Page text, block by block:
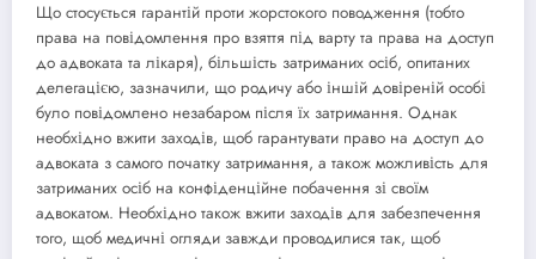
Що стосується гарантій проти жорстокого поводження (тобто
права на повідомлення про взяття під варту та права на доступ
до адвоката та лікаря), більшість затриманих осіб, опитаних
делегацією, зазначили, що родичу або іншій довіреній особі
було повідомлено незабаром після їх затримання. Однак
необхідно вжити заходів, щоб гарантувати право на доступ до
адвоката з самого початку затримання, а також можливість для
затриманих осіб на конфіденційне побачення зі своїм
адвокатом. Необхідно також вжити заходів для забезпечення
того, щоб медичні огляди завжди проводилися так, щоб